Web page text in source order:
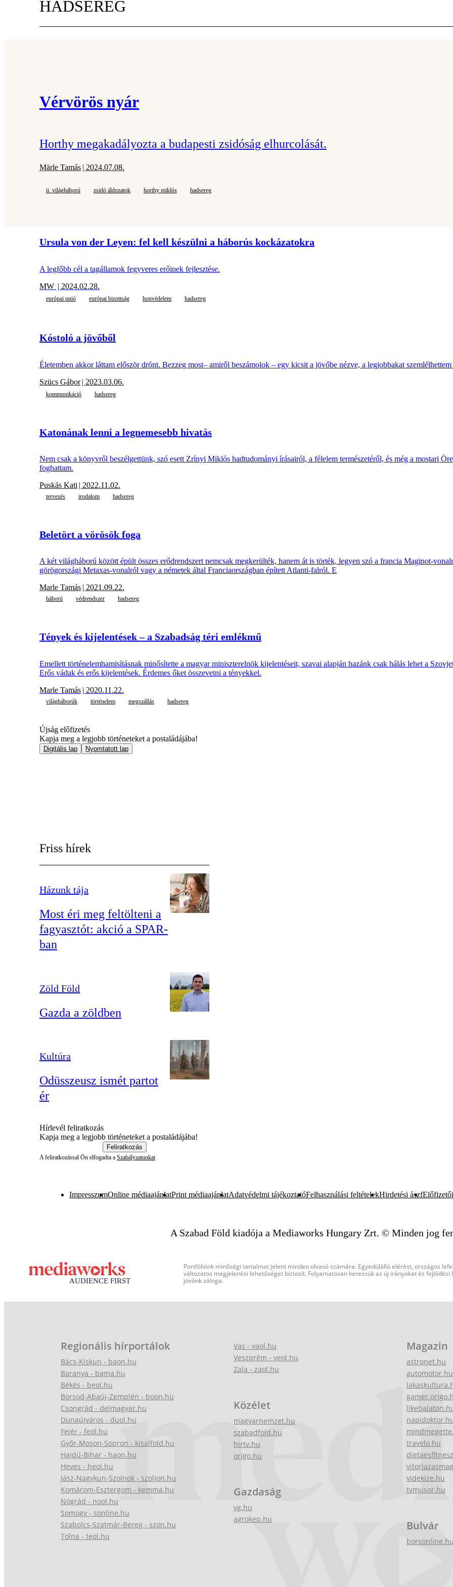
HADSEREG
Vérvörös nyár
Horthy megakadályozta a budapesti zsidóság elhurcolását.
Märle Tamás | 2024.07.08.
ii. világháború zsidó áldozatok horthy miklós hadsereg
Ursula von der Leyen: fel kell készülni a háborús kockázatokra
A legfőbb cél a tagállamok fegyveres erőinek fejlesztése.
MW | 2024.02.28.
európai unió európai bizottság honvédelem hadsereg
Kóstoló a jövőből
Életemben akkor láttam először drónt. Bezzeg most– amiről beszámolok – egy kicsit a jövőbe nézve, a legjobbakat szemlélhettem
Szücs Gábor | 2023.03.06.
kommunikáció hadsereg
Katonának lenni a legnemesebb hivatás
Nem csak a könyvről beszélgettünk, szó esett Zrínyi Miklós hadtudományi írásairól, a félelem természetéről, és még a mostari
foghattam.
Puskás Kati | 2022.11.02.
tervezés irodalom hadsereg
Beletört a vörösök foga
A két világháború között épült összes erődrendszert nemcsak megkerülték, hanem át is törték, legyen szó a francia Maginot-
görögországi Metaxas-vonalról vagy a németek által Franciaországban épített Atlanti-falról. E
Marle Tamás | 2021.09.22.
háború védrendszer hadsereg
Tények és kijelentések – a Szabadság téri emlékmű
Emellett történelemhamisításnak minősítette a magyar miniszterelnök kijelentéseit, szavai alapján hazánk csak hálás lehet a
Erős vádak és erős kijelentések. Érdemes őket összevetni a tényekkel.
Marle Tamás | 2020.11.22.
világháborúk történelem megszállás hadsereg
Újság előfizetés
Kapja meg a legjobb történeteket a postaládájába!
Digitális lap Nyomtatott lap
Friss hírek
Házunk tája
Most éri meg feltölteni a
fagyasztót: akció a SPAR-
ban
Zöld Föld
Gazda a zöldben
Kultúra
Odüsszeusz ismét partot
ér
Hírlevél feliratkozás
Kapja meg a legjobb történeteket a postaládájába!
Feliratkozás
A feliratkozással Ön elfogadta a Szabályzatunkat
ImpresszumOnline médiaajánlatPrint médiaajánlatAdatvédelmi tájékoztatóFelhasználási feltételekHirdetési ászf
A Szabad Föld kiadója a Mediaworks Hungary Zrt. © Minden jog
Portfóliónk minőségi tartalmat jelent minden olvasó számára. Egyedülálló elérést, országos
változatos megjelenési lehetőséget biztosít. Folyamatosan keressük az új irányokat és fejlődési
jövőnk záloga.
Regionális hírportálok
Bács-Kiskun - baon.hu
Baranya - bama.hu
Békés - beol.hu
Borsod-Abaúj-Zemplén - boon.hu
Csongrád - delmagyar.hu
Dunaújváros - duol.hu
Fejér - feol.hu
Győr-Moson-Sopron - kisalfold.hu
Hajdú-Bihar - haon.hu
Heves - heol.hu
Jász-Nagykun-Szolnok - szoljon.hu
Komárom-Esztergom - kemma.hu
Nógrád - nool.hu
Somogy - sonline.hu
Szabolcs-Szatmár-Bereg - szon.hu
Tolna - teol.hu
Vas - vaol.hu
Veszprém - veol.hu
Zala - zaol.hu
Közélet
magyarnemzet.hu
szabadfold.hu
hirtv.hu
origo.hu
Gazdaság
vg.hu
agrokep.hu
Magazin
astronet.hu
automotor.hu
travelo.hu
videkize.hu
tvmusor.hu
Bulvár